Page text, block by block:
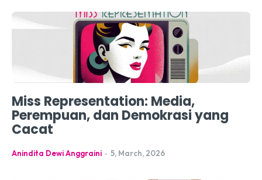
Miss Representation: Media,
Perempuan, dan Demokrasi yang
Cacat
Anindita Dewi Anggraini - 5, March, 2026